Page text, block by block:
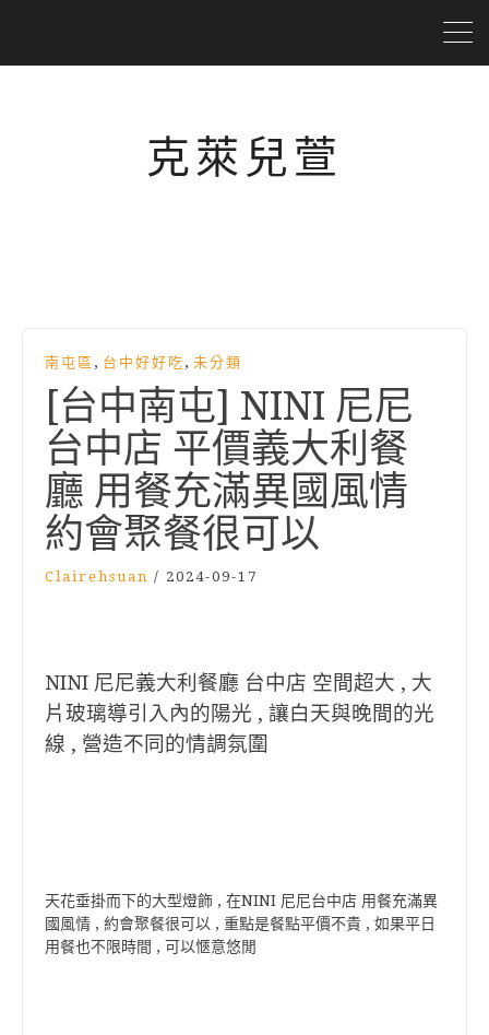
克萊兒萱
南屯區 , 台中好好吃 , 未分類
[台中南屯] NINI 尼尼
台中店 平價義大利餐
廳 用餐充滿異國風情
約會聚餐很可以
Clairehsuan / 2024-09-17
NINI 尼尼義大利餐廳 台中店 空間超大 , 大
片玻璃導引入內的陽光 , 讓白天與晚間的光
線 , 營造不同的情調氛圍
天花垂掛而下的大型燈飾 , 在NINI 尼尼台中店 用餐充滿異
國風情 , 約會聚餐很可以 , 重點是餐點平價不貴 , 如果平日
用餐也不限時間 , 可以愜意悠閒